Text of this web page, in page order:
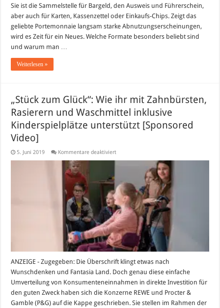
Sie ist die Sammelstelle für Bargeld, den Ausweis und Führerschein,
aber auch für Karten, Kassenzettel oder Einkaufs-Chips. Zeigt das
geliebte Portemonnaie langsam starke Abnutzungserscheinungen,
wird es Zeit für ein Neues. Welche Formate besonders beliebt sind
und warum man …
Weiterlesen »
„Stück zum Glück“: Wie ihr mit Zahnbürsten,
Rasierern und Waschmittel inklusive
Kinderspielplätze unterstützt [Sponsored
Video]
5. Juni 2019 Kommentare deaktiviertfür
ihr
mit
Zahnbürsten,
Rasierern
und
Waschmittel
inklusive
Kinderspielplätze
unterstützt
[Sponsored
Video]
ANZEIGE - Zugegeben: Die Überschrift klingt etwas nach
Wunschdenken und Fantasia Land. Doch genau diese einfache
Umverteilung von Konsumenteneinnahmen in direkte Investition für
den guten Zweck haben sich die Konzerne REWE und Procter &
Gamble (P&G) auf die Kappe geschrieben. Sie stellen im Rahmen der